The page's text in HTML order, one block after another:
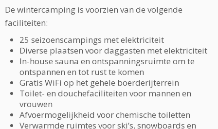
De wintercamping is voorzien van de volgende
faciliteiten:
25 seizoenscampings met elektriciteit
Diverse plaatsen voor daggasten met elektriciteit
In-house sauna en ontspanningsruimte om te
ontspannen en tot rust te komen
Gratis WiFi op het gehele boerderijterrein
Toilet- en douchefaciliteiten voor mannen en
vrouwen
Afvoermogelijkheid voor chemische toiletten
Verwarmde ruimtes voor ski’s, snowboards en